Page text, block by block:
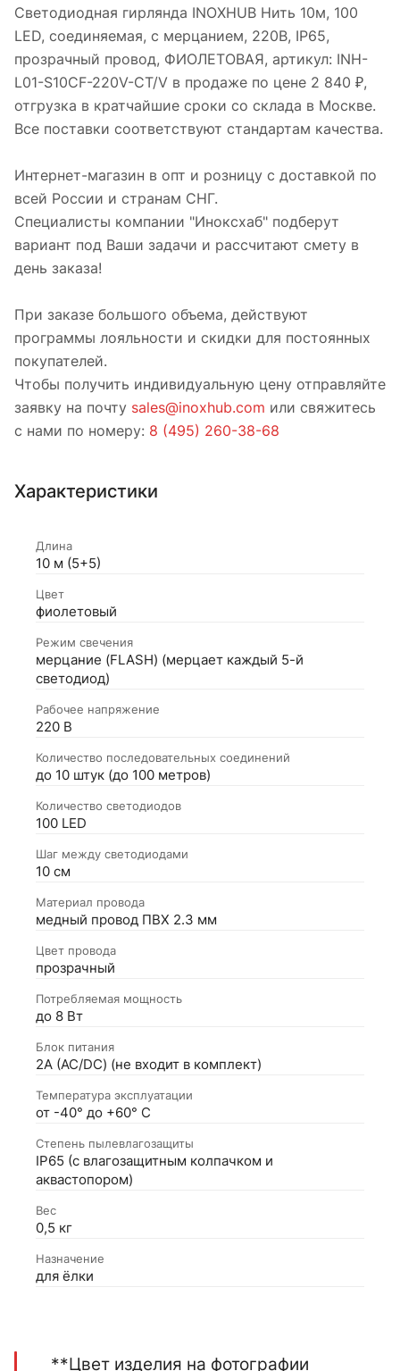
Светодиодная гирлянда INOXHUB Нить 10м, 100
LED, соединяемая, с мерцанием, 220В, IP65,
прозрачный провод, ФИОЛЕТОВАЯ, артикул: INH-
L01-S10CF-220V-CT/V в продаже по цене 2 840 ₽,
отгрузка в кратчайшие сроки со склада в Москве.
Все поставки соответствуют стандартам качества.
Интернет-магазин в опт и розницу с доставкой по
всей России и странам СНГ.
Специалисты компании "Иноксхаб" подберут
вариант под Ваши задачи и рассчитают смету в
день заказа!
При заказе большого объема, действуют
программы лояльности и скидки для постоянных
покупателей.
Чтобы получить индивидуальную цену отправляйте
заявку на почту sales@inoxhub.com или свяжитесь
с нами по номеру: 8 (495) 260-38-68
Характеристики
Длина
10 м (5+5)
Цвет
фиолетовый
Режим свечения
мерцание (FLASH) (мерцает каждый 5-й
светодиод)
Рабочее напряжение
220 В
Количество последовательных соединений
до 10 штук (до 100 метров)
Количество светодиодов
100 LED
Шаг между светодиодами
10 см
Материал провода
медный провод ПВХ 2.3 мм
Цвет провода
прозрачный
Потребляемая мощность
до 8 Вт
Блок питания
2А (АС/DC) (не входит в комплект)
Температура эксплуатации
от -40° до +60° С
Степень пылевлагозащиты
IP65 (с влагозащитным колпачком и
аквастопором)
Вес
0,5 кг
Назначение
для ёлки
**Цвет изделия на фотографии